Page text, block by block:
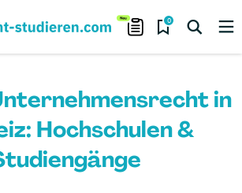
0
in
Hochschulen &